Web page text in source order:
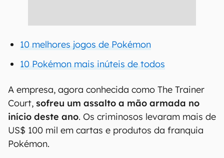
10 melhores jogos de Pokémon
10 Pokémon mais inúteis de todos
A empresa, agora conhecida como The Trainer
Court, sofreu um assalto a mão armada no
início deste ano. Os criminosos levaram mais de
US$ 100 mil em cartas e produtos da franquia
Pokémon.